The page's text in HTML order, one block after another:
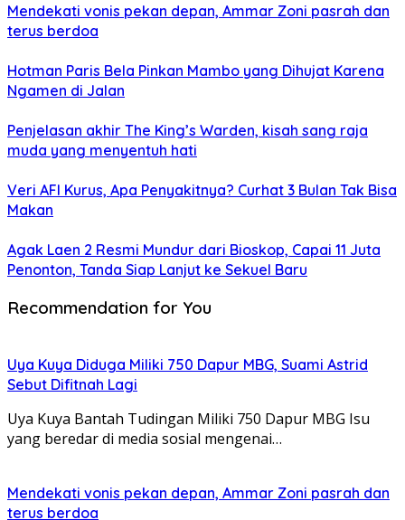
Mendekati vonis pekan depan, Ammar Zoni pasrah dan
terus berdoa
Hotman Paris Bela Pinkan Mambo yang Dihujat Karena
Ngamen di Jalan
Penjelasan akhir The King’s Warden, kisah sang raja
muda yang menyentuh hati
Veri AFI Kurus, Apa Penyakitnya? Curhat 3 Bulan Tak Bisa
Makan
Agak Laen 2 Resmi Mundur dari Bioskop, Capai 11 Juta
Penonton, Tanda Siap Lanjut ke Sekuel Baru
Recommendation for You
Uya Kuya Diduga Miliki 750 Dapur MBG, Suami Astrid
Sebut Difitnah Lagi
Uya Kuya Bantah Tudingan Miliki 750 Dapur MBG Isu
yang beredar di media sosial mengenai…
Mendekati vonis pekan depan, Ammar Zoni pasrah dan
terus berdoa